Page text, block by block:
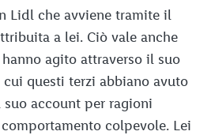
Lidl che avviene tramite il
a lei. Ciò vale anche
agito attraverso il suo
questi terzi abbiano avuto
account per ragioni
colpevole. Lei